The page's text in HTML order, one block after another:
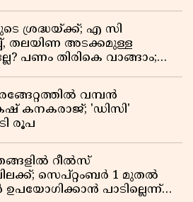
ശ്രദ്ധയ്ക്ക്; എ സി
തലയിണ അടക്കമുള്ള
പണം തിരികെ വാങ്ങാം;
വമ്പൻ
കനകരാജ്; 'ഡിസി'
രൂപ
റീൽസ്
സെപ്റ്റംബർ 1 മുതൽ
പാടില്ലെന്ന്